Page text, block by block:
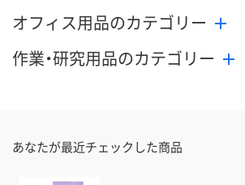
オフィス用品のカテゴリー
作業・研究用品のカテゴリー
あなたが最近チェックした商品